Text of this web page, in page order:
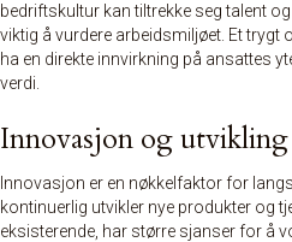
bedriftskultur kan tiltrekke seg talent
viktig å vurdere arbeidsmiljøet. Et trygt
ha en direkte innvirkning på ansattes
verdi.
Innovasjon og utvikling
Innovasjon er en nøkkelfaktor for
kontinuerlig utvikler nye produkter og
eksisterende, har større sjanser for å